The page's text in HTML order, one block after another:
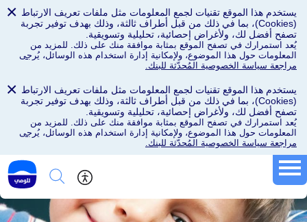
يستخدم هذا الموقع تقنيات لجمع المعلومات مثل ملفات تعريف الارتباط
(Cookies)، بما في ذلك من قبل أطراف ثالثة، وذلك بهدف توفير تجربة
تصفح أفضل لك، ولأغراض إحصائية، تحليلية وتسويقية.
يُعد استمرارك في تصفح الموقع بمثابة موافقة منك على ذلك. للمزيد من
المعلومات حول هذا الموضوع، ولإمكانية إدارة استخدام هذه الوسائل، يُرجى
مراجعة سياسة الخصوصية المُحدّثة للبنك.
×
يستخدم هذا الموقع تقنيات لجمع المعلومات مثل ملفات تعريف الارتباط
(Cookies)، بما في ذلك من قبل أطراف ثالثة، وذلك بهدف توفير تجربة
تصفح أفضل لك، ولأغراض إحصائية، تحليلية وتسويقية.
يُعد استمرارك في تصفح الموقع بمثابة موافقة منك على ذلك. للمزيد من
المعلومات حول هذا الموضوع، ولإمكانية إدارة استخدام هذه الوسائل، يُرجى
مراجعة سياسة الخصوصية المُحدّثة للبنك.
×
قروض وائتمان